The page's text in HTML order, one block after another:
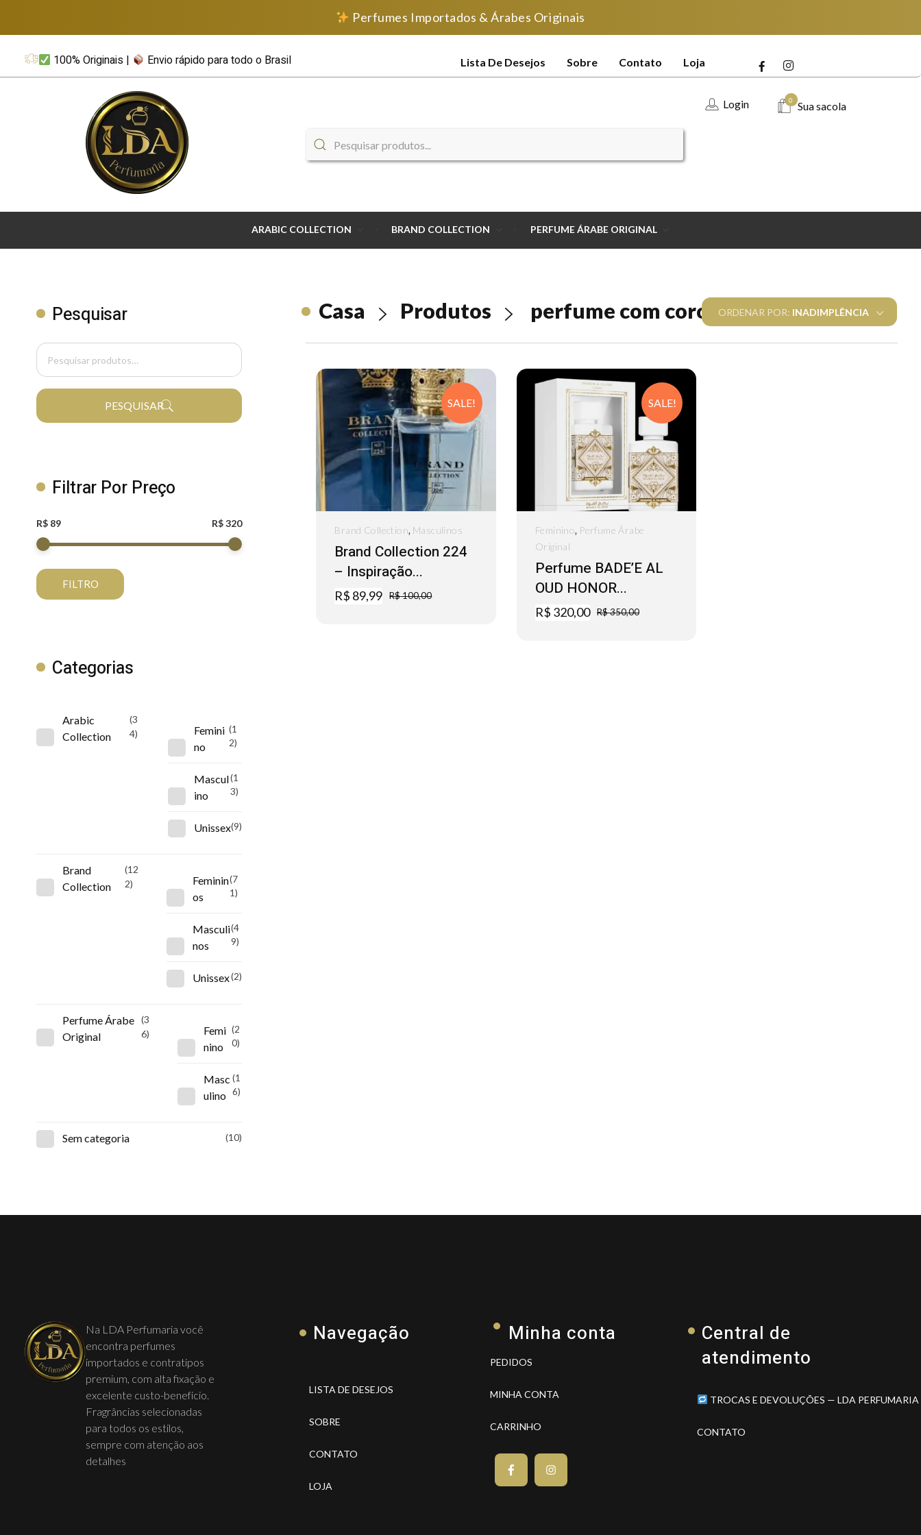
Perfumes Importados & Árabes Originais
100% Originais | Envio rápido para todo o Brasil Lista De Desejos Sobre Contato Loja
Login 0 Sua sacola
ARABIC COLLECTION BRAND COLLECTION PERFUME ÁRABE ORIGINAL
Casa Produtos perfume com coroaORDENAR POR: INADIMPLÊNCIA
SALE!
Brand Collection 224
– Inspiração...
R$ 89,99 R$100,00
Brand Collection Masculinos
SALE!
Perfume BADE’E AL
OUD HONOR...
R$ 320,00 R$350,00
Feminino Perfume Árabe
Original
Pesquisar
PESQUISAR
Filtrar Por Preço
R$ 89 R$ 320
FILTRO
Categorias
Arabic
Collection
(3
4)
Femini
no
(1
2)
Mascul
ino
(1
3)
Unissex(9)
Brand
Collection
(12
2)
Feminin
os
(7
1)
Masculi
nos
(4
9)
Unissex(2)
Perfume Árabe
Original
(3
6)
Femi
nino
(2
0)
Masc
ulino
(1
6)
Sem categoria (10)
Na LDA Perfumaria você
encontra perfumes
importados e contratipos
premium, com alta fixação e
excelente custo-benefício.
Fragrâncias selecionadas
para todos os estilos,
sempre com atenção aos
detalhes
Navegação
LISTA DE DESEJOS
SOBRE
CONTATO
LOJA
Minha conta
PEDIDOS
MINHA CONTA
CARRINHO
Central de
atendimento
TROCAS E DEVOLUÇÕES — LDA PERFUMARIA
CONTATO